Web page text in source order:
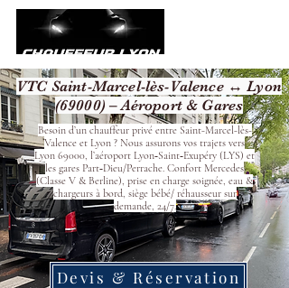
VTC Saint-Marcel-lès-Valence ↔ Lyon
(69000) – Aéroport & Gares
Besoin d’un chauffeur privé entre Saint-Marcel-lès-
Valence et Lyon ? Nous assurons vos trajets vers
Lyon 69000, l’aéroport Lyon‑Saint‑Exupéry (LYS) et
les gares Part‑Dieu/Perrache. Confort Mercedes
(Classe V & Berline), prise en charge soignée, eau &
chargeurs à bord, siège bébé/ réhausseur sur
demande, 24/7.
Devis & Réservation